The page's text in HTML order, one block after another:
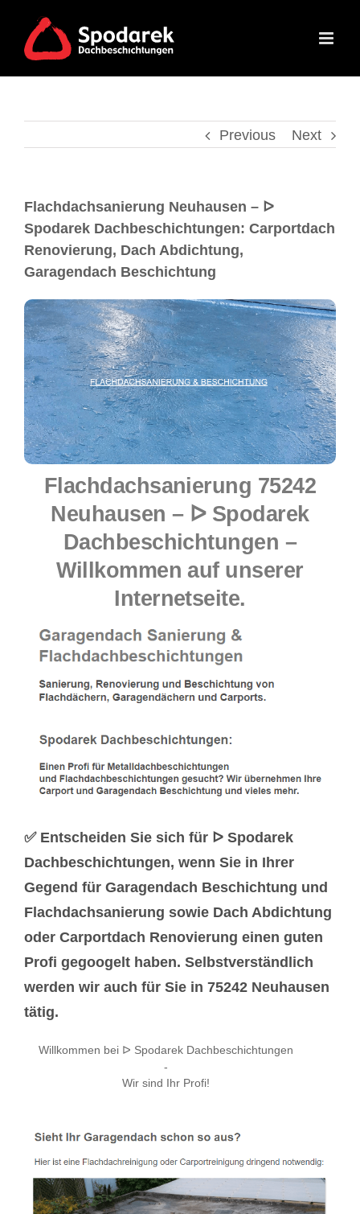
Previous Next
Flachdachsanierung Neuhausen – ᐅ
Spodarek Dachbeschichtungen: Carportdach
Renovierung, Dach Abdichtung,
Garagendach Beschichtung
Flachdachsanierung 75242
Neuhausen – ᐅ Spodarek
Dachbeschichtungen –
Willkommen auf unserer
Internetseite.
✅ Entscheiden Sie sich für ᐅ Spodarek
Dachbeschichtungen, wenn Sie in Ihrer
Gegend für Garagendach Beschichtung und
Flachdachsanierung sowie Dach Abdichtung
oder Carportdach Renovierung einen guten
Profi gegoogelt haben. Selbstverständlich
werden wir auch für Sie in 75242 Neuhausen
tätig.
Willkommen bei ᐅ Spodarek Dachbeschichtungen
-
Wir sind Ihr Profi!